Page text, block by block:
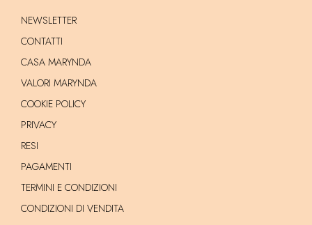
NEWSLETTER
CONTATTI
CASA MARYNDA
VALORI MARYNDA
COOKIE POLICY
PRIVACY
RESI
PAGAMENTI
TERMINI E CONDIZIONI
CONDIZIONI DI VENDITA